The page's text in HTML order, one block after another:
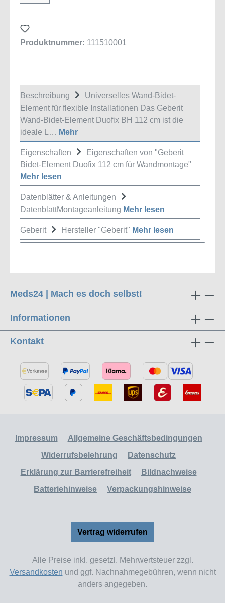
Produktnummer: 111510001
Beschreibung
Universelles Wand-Bidet-
Element für flexible Installationen Das Geberit
Wand-Bidet-Element Duofix BH 112 cm ist die
ideale L… Mehr
Eigenschaften
Eigenschaften von "Geberit
Bidet-Element Duofix 112 cm für Wandmontage"
Mehr lesen
Datenblätter & Anleitungen
DatenblattMontageanleitung Mehr lesen
Geberit Hersteller "Geberit" Mehr lesen
Meds24 | Mach es doch selbst!
Informationen
Kontakt
Impressum
Allgemeine Geschäftsbedingungen
Widerrufsbelehrung
Datenschutz
Erklärung zur Barrierefreiheit
Bildnachweise
Batteriehinweise
Verpackungshinweise
Vertrag widerrufen
Alle Preise inkl. gesetzl. Mehrwertsteuer zzgl.
Versandkosten und ggf. Nachnahmegebühren, wenn nicht
anders angegeben.